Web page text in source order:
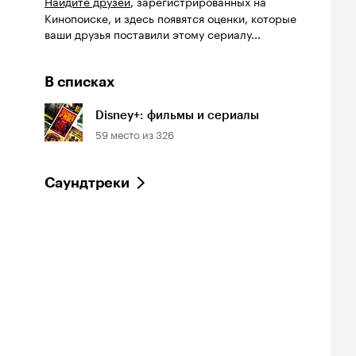
Кинопоиска
Кинопоиске, и здесь появятся оценки, которые
ваши друзья поставили этому сериалу...
В списках
Disney+: фильмы и сериалы
59 место из326
Саундтреки